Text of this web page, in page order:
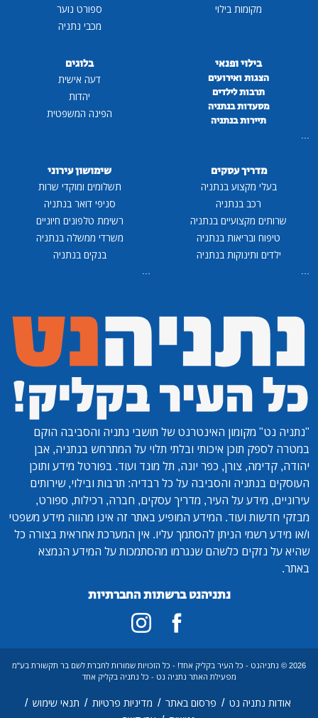
מקומות בילוי
ספורט נוער
מכבי נתניה
בילוי ופנאי
הצגות ואירועים
תרבות לילדים
מסעדות בנתניה
תיירות בנתניה
...
בלוגים
דעה אישית
יהדות
הפינה המשפטית
מדריך עסקים
בעלי מקצוע בנתניה
רכב בנתניה
שרותים מקצועיים בנתניה
טיפוח ובריאות בנתניה
ילדים ותינוקות בנתניה
...
שימושון עירוני
תשלומים ומוקדי שרות
סניפי דואר בנתניה
רשימת טלפונים חיוניים
משרדי ממשלה בנתניה
בנקים בנתניה
...
"נתניה נט" מקומון האינטרנט של תושבי נתניה והסביבה הוקם
במטרה לספק תוכן איכותי ובלתי תלוי על המתרחש בנתניה, אבן
יהודה, קדימה, צורן, כפר יונה, תל מונד ועוד. בפורטל מידע ותוכן
העוסקים בנתניה והסביבה על כל רבדיה: תרבות ובילוי, שירותים
עירוניים, מידע על העיר, מדריך עסקים, חברה, רכילות, ספורט,
מבזקי חדשות ועוד. המידע המופיע באתר זה אינו מהווה מידע משפטי
ו/או מידע רשמי הניתן להסתמך עליו. אין המערכת אחראית בצורה כל
שהיא על נזקים כלשהם שנגרמו מהסתמכות על המידע הנמצא
באתר.
נתניהנט ברשתות החברתיות
2026 © נתניהנט - כל העיר בקליק אחד! - כל הזכויות שמורות לחברת לשם בר תקשורת בע"מ
מפעילת האתר נתניה נט - כל נתניה בקליק אחד
אודות נתניה נט / פרסום באתר / מדיניות פרטיות / תנאי שימוש /